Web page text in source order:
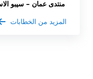
منتدى عمان – سيبو
المزيد من الخطابات